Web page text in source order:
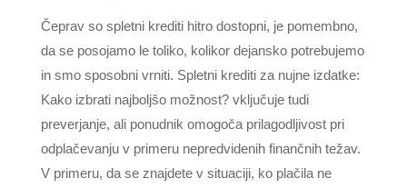
Čeprav so spletni krediti hitro dostopni, je pomembno,
da se posojamo le toliko, kolikor dejansko potrebujemo
in smo sposobni vrniti. Spletni krediti za nujne izdatke:
Kako izbrati najboljšo možnost? vključuje tudi
preverjanje, ali ponudnik omogoča prilagodljivost pri
odplačevanju v primeru nepredvidenih finančnih težav.
V primeru, da se znajdete v situaciji, ko plačila ne